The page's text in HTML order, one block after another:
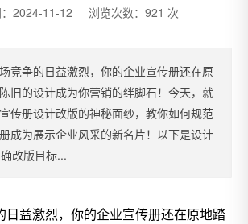
：2024-11-12 浏览次数：921 次
竞争的日益激烈，你的企业宣传册还在原
旧的设计成为你营销的绊脚石！今天，就
传册设计改版的神秘面纱，教你如何规范
成为展示企业风采的新名片！以下是设计
改版目标...
日益激烈，你的企业宣传册还在原地踏